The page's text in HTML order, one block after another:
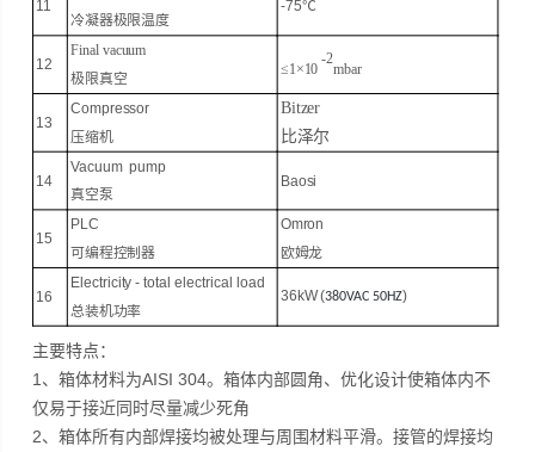
11
冷凝器极限温度
-75℃
12
Final vacuum
极限真空
≤1×10
-2
mbar
13
Compressor
压缩机
Bitzer
比泽尔
14
Vacuum pump
真空泵
Baosi
15
PLC
可编程控制器
Omron
欧姆龙
16
Electricity - total electrical load
总装机功率
36 kW (380VAC 50HZ)
主要特点：
1、箱体材料为AISI 304。箱体内部圆角、优化设计使箱体内不
仅易于接近同时尽量减少死角
2、箱体所有内部焊接均被处理与周围材料平滑。接管的焊接均